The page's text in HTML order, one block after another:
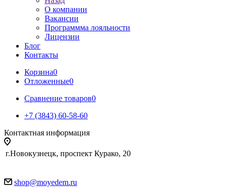
О компании
Вакансии
Программма лояльности
Лицензии
Блог
Контакты
Корзина0
Отложенные0
Сравнение товаров0
+7 (3843) 60-58-60
Контактная информация
г.Новокузнецк, проспект Курако, 20
shop@moyedem.ru